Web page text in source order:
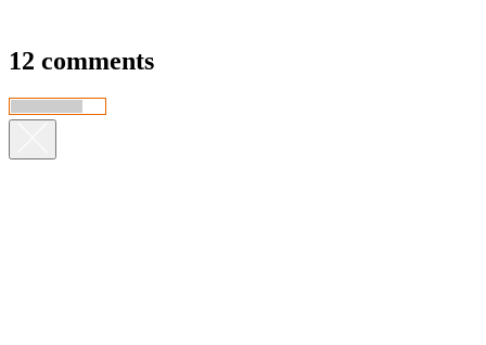
12 comments